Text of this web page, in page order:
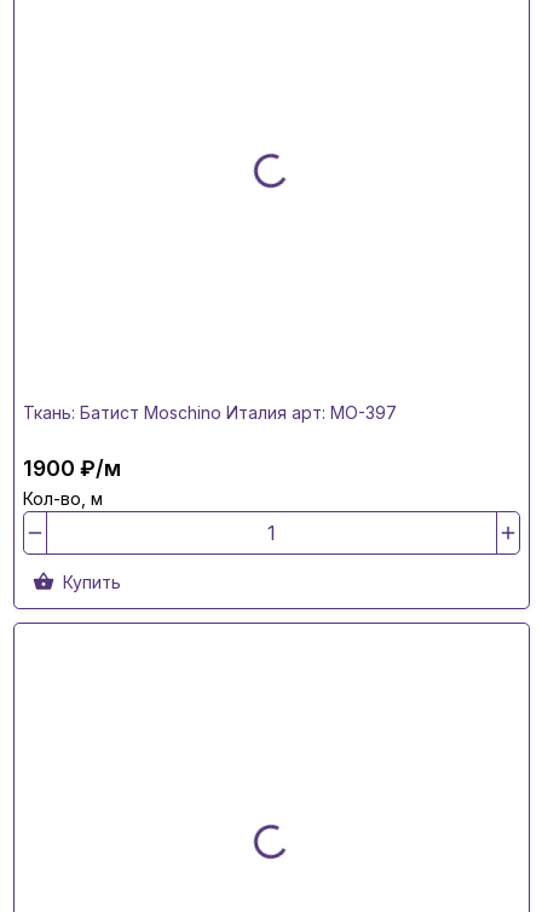
Ткань: Батист Moschino Италия арт: MO-397
1900 ₽/м
Кол-во, м
Купить